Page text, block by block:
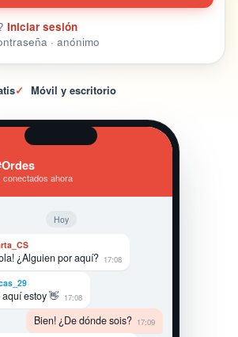
Iniciar sesión
· anónimo
✓ Móvil y escritorio
conectados ahora
Hoy
¿Alguien por aquí? 17:08
aquí estoy 👋 17:08
Bien! ¿De dónde sois? 17:09